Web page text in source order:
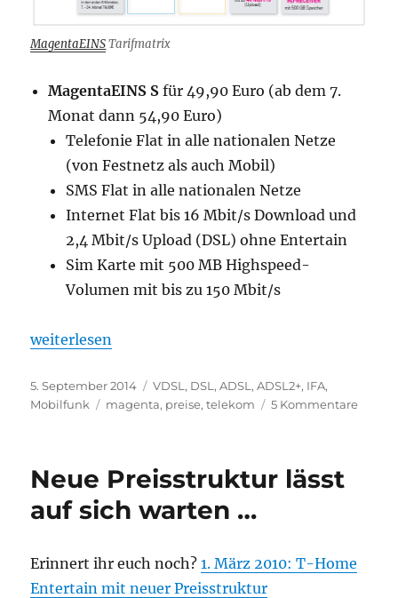
MagentaEINSTarifmatrix
MagentaEINS S für 49,90 Euro (ab dem 7.
Monat dann 54,90 Euro)
Telefonie Flat in alle nationalen Netze
(von Festnetz als auch Mobil)
SMS Flat in alle nationalen Netze
Internet Flat bis 16 Mbit/s Download und
2,4 Mbit/s Upload (DSL) ohne Entertain
Sim Karte mit 500 MB Highspeed-
Volumen mit bis zu 150 Mbit/s
„Im rosaroten magenta Wunderland –
weiterlesen
Veröffentlicht
am
5. September 2014 Kategorien
VDSL , DSL, ADSL, ADSL2+, IFA,
Mobilfunk
Schlagwörter
magenta, preise,telekom 5 Kommentarezu
Neue Preisstruktur lässt
auf sich warten …
Erinnert ihr euch noch?1. März 2010: T-Home
Entertain mit neuer Preisstruktur